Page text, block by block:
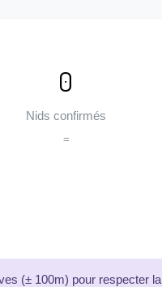
0
Nids confirmés
=
(± 100m) pour respecter